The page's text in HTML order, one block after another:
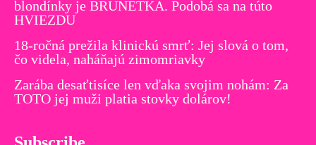
blondínky je BRUNETKA. Podobá sa na túto
HVIEZDU
18-ročná prežila klinickú smrť: Jej slová o tom,
čo videla, naháňajú zimomriavky
Zarába desaťtisíce len vďaka svojim nohám: Za
TOTO jej muži platia stovky dolárov!